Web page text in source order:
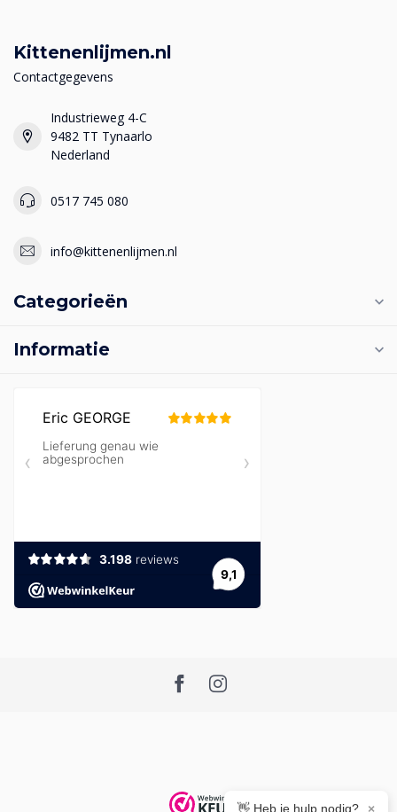
Kittenenlijmen.nl
Contactgegevens
Industrieweg 4-C
9482 TT Tynaarlo
Nederland
0517 745 080
info@kittenenlijmen.nl
Categorieën
Informatie
👋 Heb je hulp nodig? ×